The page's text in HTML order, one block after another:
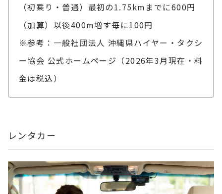
（初乗り・普通）最初の1.75kmまでに600円
（加算）以後400m増す毎に100円
※参考：一般社団法人 沖縄県ハイヤー・タクシ
ー協会 公式ホームページ（2026年3月現在・料
金は税込）
レンタカー